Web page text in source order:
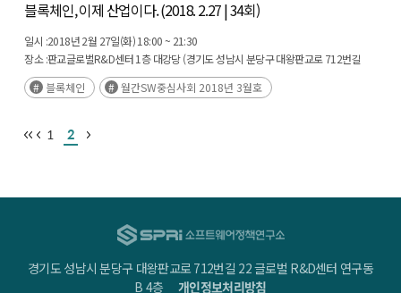
블록체인, 이제 산업이다. (2018. 2.27 | 34회)
일시 :2018년 2월 27일(화) 18:00 ~ 21:30
장소 :판교글로벌R&D센터 1층 대강당 (경기도 성남시 분당구 대왕판교로 712번길
22)
블록체인 월간SW중심사회 2018년 3월호
1 2
경기도 성남시 분당구 대왕판교로 712번길 22 글로벌 R&D센터 연구동
B 4층개인정보처리방침